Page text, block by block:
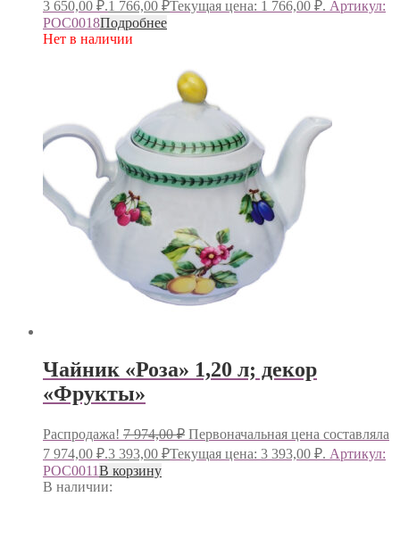
3 650,00 ₽.1 766,00 ₽Текущая цена: 1 766,00 ₽. Артикул:
РОС0018Подробнее
Нет в наличии
Чайник «Роза» 1,20 л; декор
«Фрукты»
Распродажа! 7 974,00₽ Первоначальная цена составляла
7 974,00 ₽.3 393,00 ₽Текущая цена: 3 393,00 ₽. Артикул:
РОС0011В корзину
В наличии: